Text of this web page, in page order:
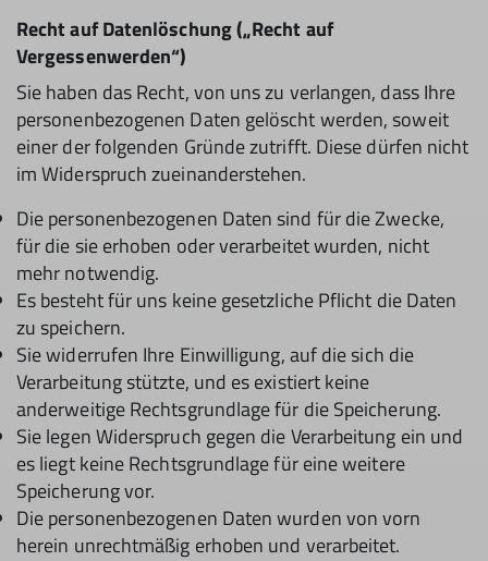
Recht auf Datenlöschung („Recht auf
Vergessenwerden“)
Sie haben das Recht, von uns zu verlangen, dass Ihre
personenbezogenen Daten gelöscht werden, soweit
einer der folgenden Gründe zutrifft. Diese dürfen nicht
im Widerspruch zueinanderstehen.
Die personenbezogenen Daten sind für die Zwecke,
für die sie erhoben oder verarbeitet wurden, nicht
mehr notwendig.
Es besteht für uns keine gesetzliche Pflicht die Daten
zu speichern.
Sie widerrufen Ihre Einwilligung, auf die sich die
Verarbeitung stützte, und es existiert keine
anderweitige Rechtsgrundlage für die Speicherung.
Sie legen Widerspruch gegen die Verarbeitung ein und
es liegt keine Rechtsgrundlage für eine weitere
Speicherung vor.
Die personenbezogenen Daten wurden von vorn
herein unrechtmäßig erhoben und verarbeitet.